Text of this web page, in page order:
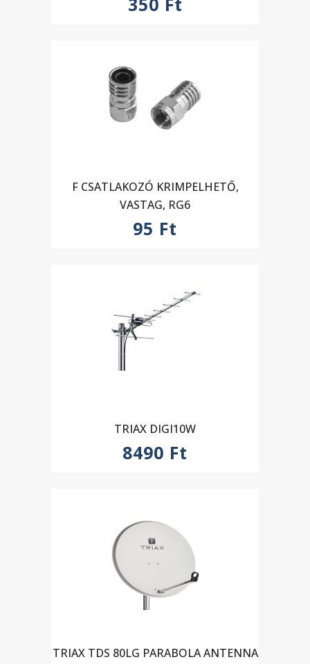
F CSATLAKOZÓ KRIMPELHETŐ,
VASTAG, RG6
95 Ft
TRIAX DIGI10W
8490 Ft
TRIAX TDS 80LG PARABOLA ANTENNA